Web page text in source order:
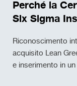
Perché la
Six Sigma
Riconoscimento
acquisito Lean
e inserimento in